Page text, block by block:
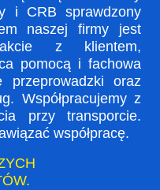
i CRB sprawdzony
naszej firmy jest
z klientem,
pomocą i fachowa
przeprowadzki oraz
Współpracujemy z
przy transporcie.
współpracę.